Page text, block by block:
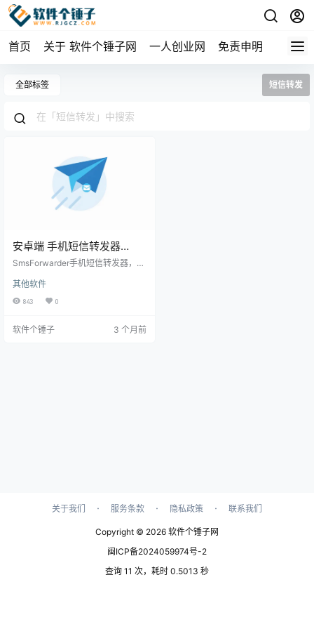
首页 关于 软件个锤子网 一人创业网 免责申明
全部标签 短信转发
安卓端 手机短信转发器
SmsForwarder
件个锤子 | R1751
SmsForwarder手机短信转发器，支
业微信、邮箱、Telegram等20+渠
道。双卡双待，验证码自动转发，
过？ 你可能有两张手机卡，一张工
其他软件
843 0
软件个锤子 3 个月前
关于我们 · 服务条款 · 隐私政策 · 联系我们
Copyright © 2026 软件个锤子网
闽ICP备2024059974号-2
查询 11 次，耗时 0.5013 秒